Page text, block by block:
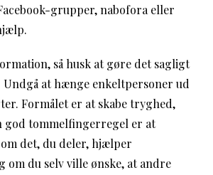
grupper, nabofora eller
så husk at gøre det sagligt
at hænge enkeltpersoner ud
Formålet er at skabe tryghed,
god tommelfingerregel er at
det, du deler, hjælper
om du selv ville ønske, at andre